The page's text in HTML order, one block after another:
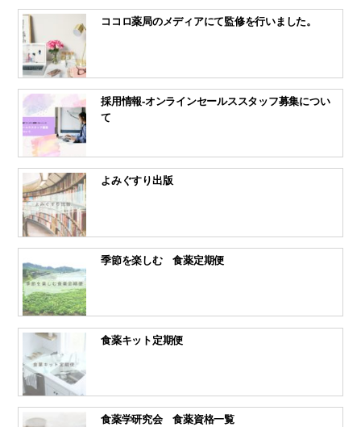
ココロ薬局のメディアにて監修を行いました。
採用情報-オンラインセールススタッフ募集につい
て
よみぐすり出版
季節を楽しむ 食薬定期便
食薬キット定期便
食薬学研究会 食薬資格一覧